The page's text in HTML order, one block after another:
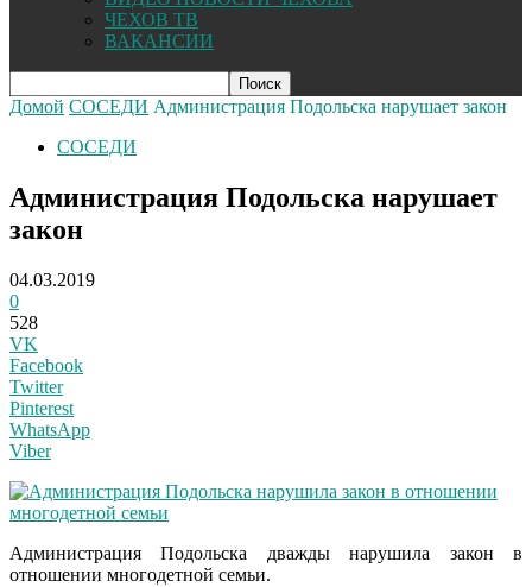
ЧЕХОВ ТВ
ВАКАНСИИ
Домой СОСЕДИ Администрация Подольска нарушает закон
СОСЕДИ
Администрация Подольска нарушает
закон
04.03.2019
0
528
VK
Facebook
Twitter
Pinterest
WhatsApp
Viber
Администрация Подольска дважды нарушила закон в
отношении многодетной семьи.